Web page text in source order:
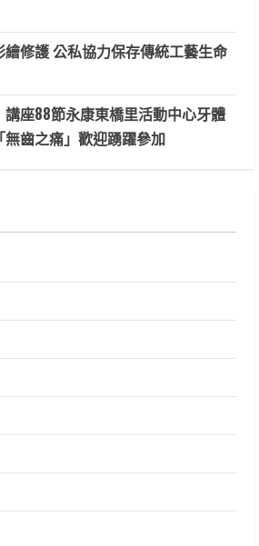
修護 公私協力保存傳統工藝生命
講座88節永康東橋里活動中心牙體
齒之痛」歡迎踴躍參加